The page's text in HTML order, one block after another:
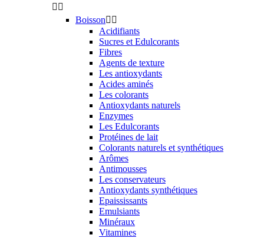
 
Boisson 
Acidifiants
Sucres et Edulcorants
Fibres
Agents de texture
Les antioxydants
Acides aminés
Les colorants
Antioxydants naturels
Enzymes
Les Edulcorants
Protéines de lait
Colorants naturels et synthétiques
Arômes
Antimousses
Les conservateurs
Antioxydants synthétiques
Epaississants
Emulsiants
Minéraux
Vitamines